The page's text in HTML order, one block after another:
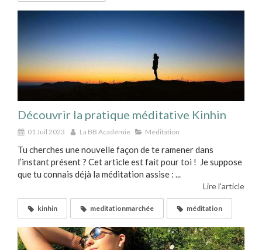
Découvrir la pratique méditative Kinhin
01 Juil 2023 La BB Académie Méditation
Tu cherches une nouvelle façon de te ramener dans
l’instant présent ? Cet article est fait pour toi ! Je suppose
que tu connais déjà la méditation assise : ...
Lire l'article
kinhin meditationmarchée méditation